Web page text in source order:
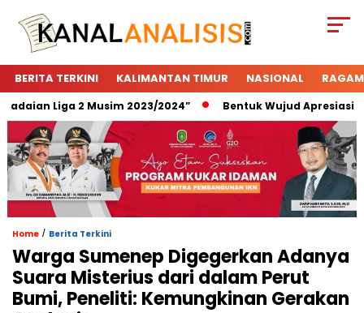
BERITA TERKINI KALIMANTAN TIMUR NASIONAL RAGAM
Liga 2 Musim 2023/2024” Bentuk Wujud Apresiasi
Home / Berita Terkini
Warga Sumenep Digegerkan Adanya
Suara Misterius dari dalam Perut
Bumi, Peneliti: Kemungkinan Gerakan